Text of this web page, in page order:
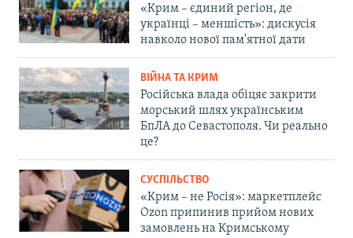
«Крим – єдиний регіон, де
українці – меншість»: дискусія
навколо нової пам'ятної дати
ВІЙНА ТА КРИМ
Російська влада обіцяє закрити
морський шлях українським
БпЛА до Севастополя. Чи реально
це?
СУСПІЛЬСТВО
«Крим – не Росія»: маркетплейс
Ozon припинив прийом нових
замовлень на Кримському